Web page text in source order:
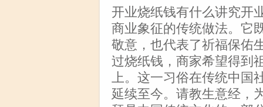
开业烧纸钱有什么讲究开
商业象征的传统做法。它
敬意，也代表了祈福保佑
过烧纸钱，商家希望得到
上。这一习俗在传统中
延续至今。请教生意经，